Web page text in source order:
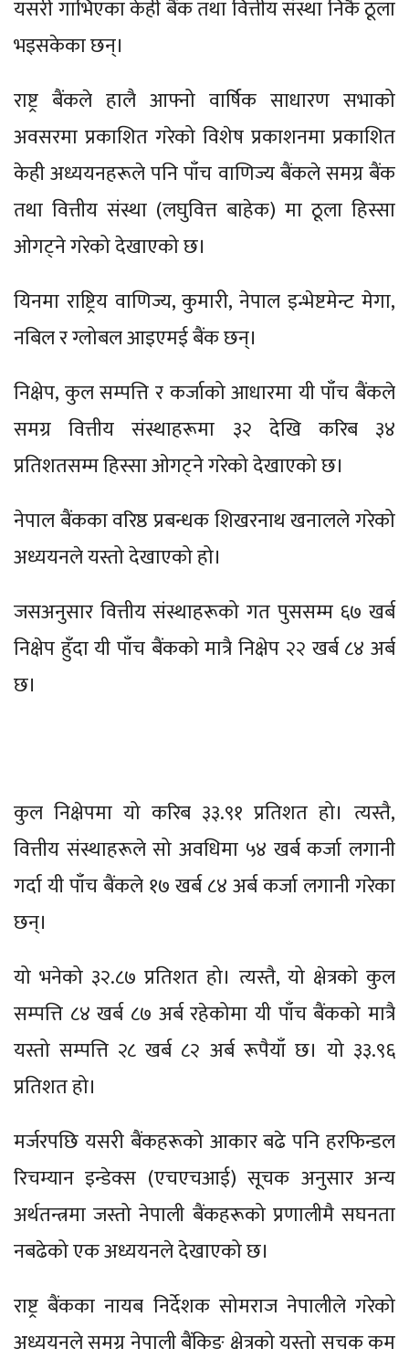
यसरी गाभिएका केही बैंक तथा वित्तीय संस्था निकै ठूला
भइसकेका छन्।
राष्ट्र बैंकले हालै आफ्नो वार्षिक साधारण सभाको
अवसरमा प्रकाशित गरेको विशेष प्रकाशनमा प्रकाशित
केही अध्ययनहरूले पनि पाँच वाणिज्य बैंकले समग्र बैंक
तथा वित्तीय संस्था (लघुवित्त बाहेक) मा ठूला हिस्सा
ओगट्ने गरेको देखाएको छ।
यिनमा राष्ट्रिय वाणिज्य, कुमारी, नेपाल इन्भेष्टमेन्ट मेगा,
नबिल र ग्लोबल आइएमई बैंक छन्।
निक्षेप, कुल सम्पत्ति र कर्जाको आधारमा यी पाँच बैंकले
समग्र वित्तीय संस्थाहरूमा ३२ देखि करिब ३४
प्रतिशतसम्म हिस्सा ओगट्ने गरेको देखाएको छ।
नेपाल बैंकका वरिष्ठ प्रबन्धक शिखरनाथ खनालले गरेको
अध्ययनले यस्तो देखाएको हो।
जसअनुसार वित्तीय संस्थाहरूको गत पुससम्म ६७ खर्ब
निक्षेप हुँदा यी पाँच बैंकको मात्रै निक्षेप २२ खर्ब ८४ अर्ब
छ।
कुल निक्षेपमा यो करिब ३३.९१ प्रतिशत हो। त्यस्तै,
वित्तीय संस्थाहरूले सो अवधिमा ५४ खर्ब कर्जा लगानी
गर्दा यी पाँच बैंकले १७ खर्ब ८४ अर्ब कर्जा लगानी गरेका
छन्।
यो भनेको ३२.८७ प्रतिशत हो। त्यस्तै, यो क्षेत्रको कुल
सम्पत्ति ८४ खर्ब ८७ अर्ब रहेकोमा यी पाँच बैंकको मात्रै
यस्तो सम्पत्ति २८ खर्ब ८२ अर्ब रूपैयाँ छ। यो ३३.९६
प्रतिशत हो।
मर्जरपछि यसरी बैंकहरूको आकार बढे पनि हरफिन्डल
रिचम्यान इन्डेक्स (एचएचआई) सूचक अनुसार अन्य
अर्थतन्त्रमा जस्तो नेपाली बैंकहरूको प्रणालीमै सघनता
नबढेको एक अध्ययनले देखाएको छ।
राष्ट्र बैंकका नायब निर्देशक सोमराज नेपालीले गरेको